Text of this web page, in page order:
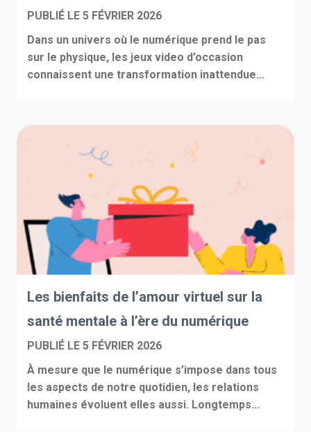
PUBLIÉ LE 5 FÉVRIER 2026
Dans un univers où le numérique prend le pas
sur le physique, les jeux video d’occasion
connaissent une transformation inattendue...
Les bienfaits de l’amour virtuel sur la
santé mentale à l’ère du numérique
PUBLIÉ LE 5 FÉVRIER 2026
À mesure que le numérique s’impose dans tous
les aspects de notre quotidien, les relations
humaines évoluent elles aussi. Longtemps...